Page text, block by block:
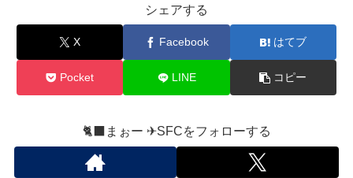
シェアする
X Facebook はてブ
Pocket LINE コピー
🐈‍⬛まぉー ✈︎SFCをフォローする